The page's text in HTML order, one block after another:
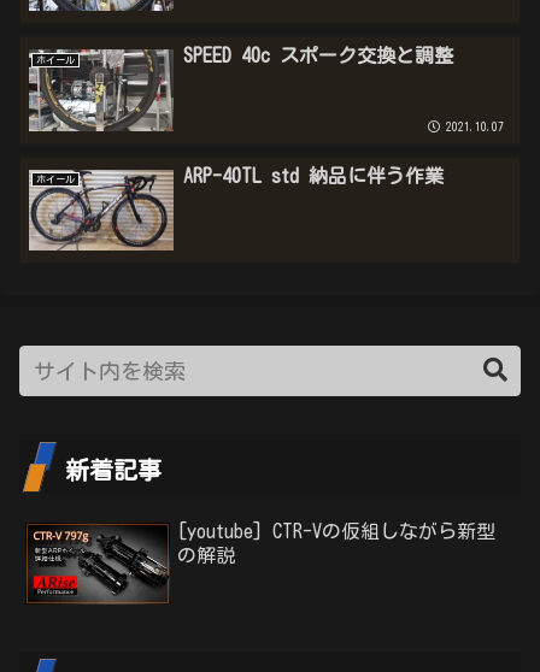
ホイール SPEED 40c スポーク交換と調整
2021.10.07
ホイール ARP-40TL std 納品に伴う作業
新着記事
[youtube] CTR-Vの仮組しながら新型
の解説